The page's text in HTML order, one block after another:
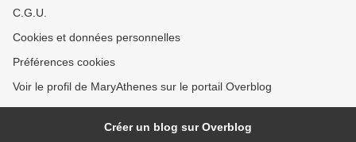
C.G.U.
Cookies et données personnelles
Préférences cookies
Voir le profil de MaryAthenes sur le portail Overblog
Créer un blog sur Overblog